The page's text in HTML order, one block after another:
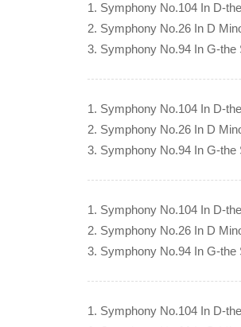
1. Symphony No.104 In D-
2. Symphony No.26 In D
3. Symphony No.94 In G-
1. Symphony No.104 In D-
2. Symphony No.26 In D
3. Symphony No.94 In G-
1. Symphony No.104 In D-
2. Symphony No.26 In D
3. Symphony No.94 In G-
1. Symphony No.104 In D-